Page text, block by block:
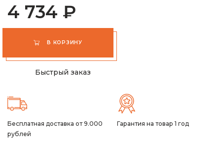
4 734 ₽
В КОРЗИНУ
Быстрый заказ
Бесплатная доставка от 9.000
рублей
Гарантия на товар 1 год